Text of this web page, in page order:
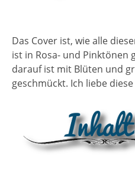
Das Cover ist, wie alle
ist in Rosa- und Pinktönen
darauf ist mit Blüten und
geschmückt. Ich liebe